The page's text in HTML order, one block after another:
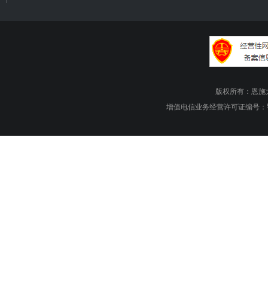
版权所有：恩施
增值电信业务经营许可证编号：